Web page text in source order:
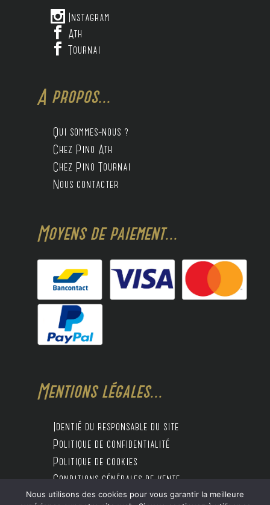
 Instagram
 Ath
 Tournai
A propos...
Qui sommes-nous ?
Chez Pino Ath
Chez Pino Tournai
Nous contacter
Moyens de paiement...
Mentions légales...
Identié du responsable du site
Politique de confidentialité
Politique de cookies
Conditions générales de vente
Nous utilisons des cookies pour vous garantir la meilleure